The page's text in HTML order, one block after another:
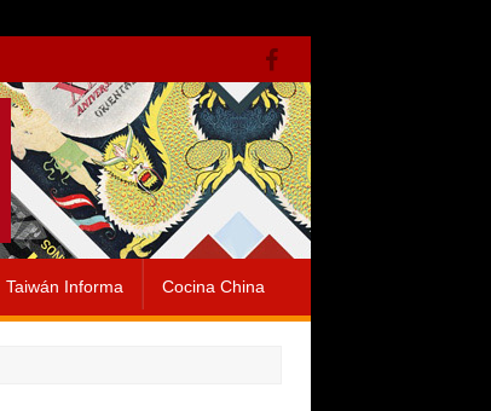
Taiwán Informa Cocina China